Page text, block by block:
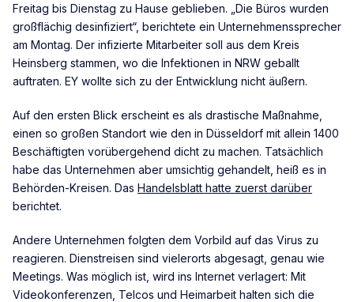
Freitag bis Dienstag zu Hause geblieben. „Die Büros wurden
großflächig desinfiziert“, berichtete ein Unternehmenssprecher
am Montag. Der infizierte Mitarbeiter soll aus dem Kreis
Heinsberg stammen, wo die Infektionen in NRW geballt
auftraten. EY wollte sich zu der Entwicklung nicht äußern.
Auf den ersten Blick erscheint es als drastische Maßnahme,
einen so großen Standort wie den in Düsseldorf mit allein 1400
Beschäftigten vorübergehend dicht zu machen. Tatsächlich
habe das Unternehmen aber umsichtig gehandelt, heiß es in
Behörden-Kreisen. Das Handelsblatt hatte zuerst darüber
berichtet.
Andere Unternehmen folgten dem Vorbild auf das Virus zu
reagieren. Dienstreisen sind vielerorts abgesagt, genau wie
Meetings. Was möglich ist, wird ins Internet verlagert: Mit
Videokonferenzen, Telcos und Heimarbeit halten sich die